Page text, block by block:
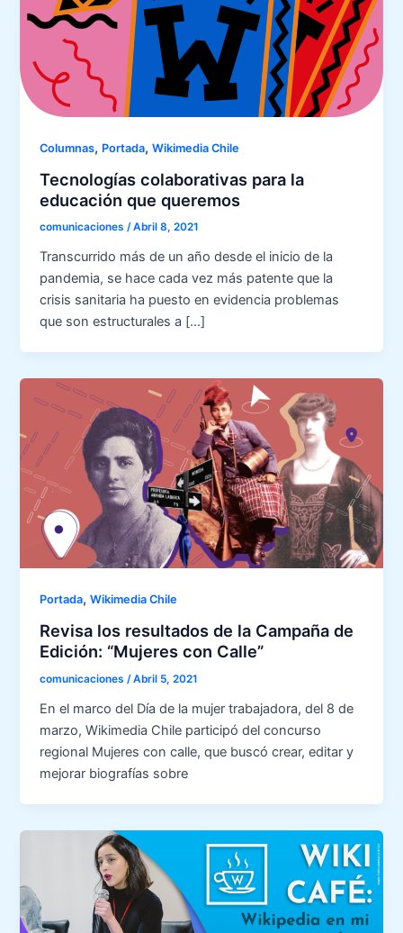
Columnas, Portada,Wikimedia Chile
Tecnologías colaborativas para la
educación que queremos
comunicaciones/Abril 8, 2021
Transcurrido más de un año desde el inicio de la
pandemia, se hace cada vez más patente que la
crisis sanitaria ha puesto en evidencia problemas
que son estructurales a […]
Portada,Wikimedia Chile
Revisa los resultados de la Campaña de
Edición: “Mujeres con Calle”
comunicaciones/Abril 5, 2021
En el marco del Día de la mujer trabajadora, del 8 de
marzo, Wikimedia Chile participó del concurso
regional Mujeres con calle, que buscó crear, editar y
mejorar biografías sobre